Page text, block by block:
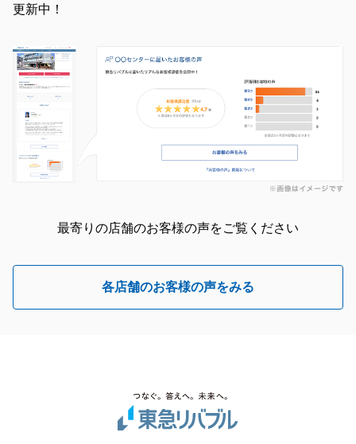
更新中！
最寄りの店舗のお客様の声をご覧ください
各店舗のお客様の声をみる